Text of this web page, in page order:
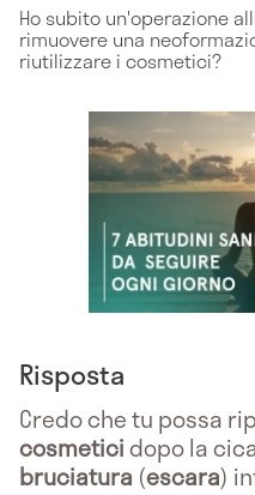
Ho subito un'operazione
rimuovere una
riutilizzare i cosmetici?
Risposta
Credo che tu possa
cosmeticidopo la
bruciatura (escara)